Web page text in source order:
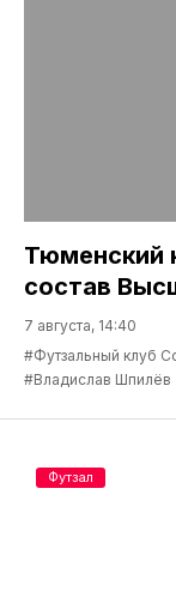
Тюменский
состав
7 августа, 14:40
#Футзальный клуб
#Владислав Шпилёв
Футзал